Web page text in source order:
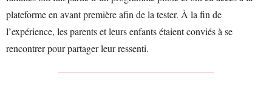
plateforme en avant première afin de la tester. À la fin de
l’expérience, les parents et leurs enfants étaient conviés à se
rencontrer pour partager leur ressenti.